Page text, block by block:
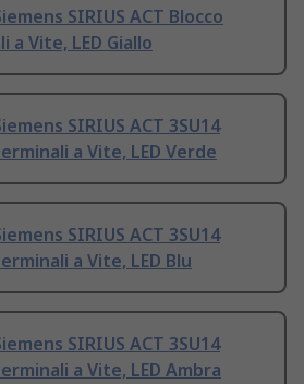
SIRIUS ACT Blocco
Vite, LED Giallo
SIRIUS ACT 3SU14
a Vite, LED Verde
SIRIUS ACT 3SU14
a Vite, LED Blu
SIRIUS ACT 3SU14
a Vite, LED Ambra